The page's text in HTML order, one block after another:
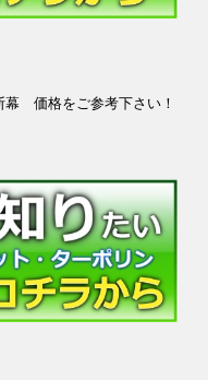
幕 価格をご参考下さい！